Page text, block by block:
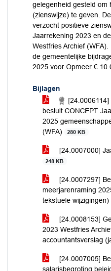
gelegenheid gesteld om
(zienswijze) te geven.
verzocht positieve
Jaarrekening 2023 en
Westfries Archief
de gemeentelijke
2025 voor Opmeer €
Bijlagen
besluit CONCEPT
2025
(WFA)
280 KB
[24.0007000]
248 KB
[24.0007297]
meerjarenraming
tekstuele wijzigingen)
[24.0008153]
2023 Westfries
accountantsverslag
[24.0007005]
salarisbegroting